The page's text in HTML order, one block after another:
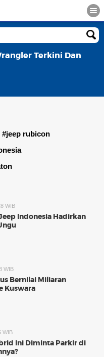
Terkini Dan
#jeep rubicon
WIB
Indonesia Hadirkan
WIB
Bernilai Miliaran
Kuswara
WIB
Ini Diminta Parkir di